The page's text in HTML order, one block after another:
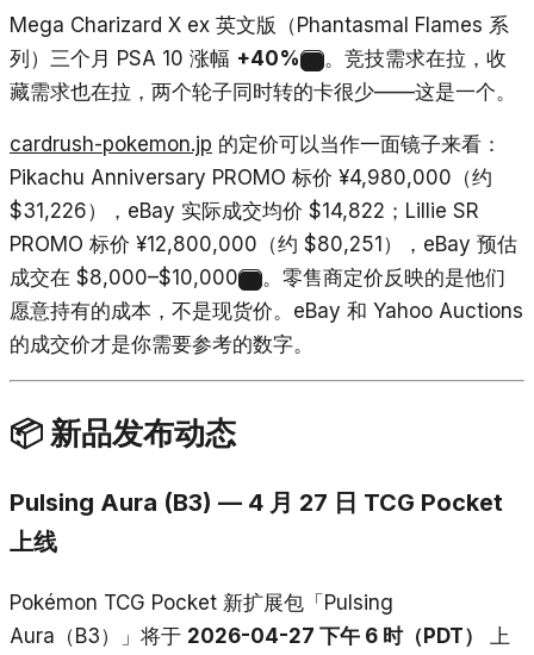
Mega Charizard X ex 英文版（Phantasmal Flames 系
列）三个月 PSA 10 涨幅 +40%
。竞技需求在拉，收
藏需求也在拉，两个轮子同时转的卡很少——这是一个。
cardrush-pokemon.jp 的定价可以当作一面镜子来看：
Pikachu Anniversary PROMO 标价 ¥4,980,000（约
$31,226），eBay 实际成交均价 $14,822；Lillie SR
PROMO 标价 ¥12,800,000（约 $80,251），eBay 预估
成交在 $8,000–$10,000
。零售商定价反映的是他们
愿意持有的成本，不是现货价。eBay 和 Yahoo Auctions
的成交价才是你需要参考的数字。
📦 新品发布动态
Pulsing Aura (B3) — 4 月 27 日 TCG Pocket
上线
Pokémon TCG Pocket 新扩展包「Pulsing
Aura（B3）」将于 2026-04-27 下午 6 时（PDT）
上